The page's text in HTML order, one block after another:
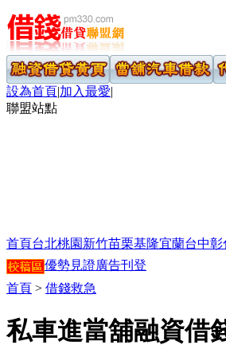
設為首頁|加入最愛|
聯盟站點
首頁台北桃園 新竹苗栗基隆宜蘭台中彰
優勢見證廣告刊登
首頁 > 借錢救急
私車進當舖融資借